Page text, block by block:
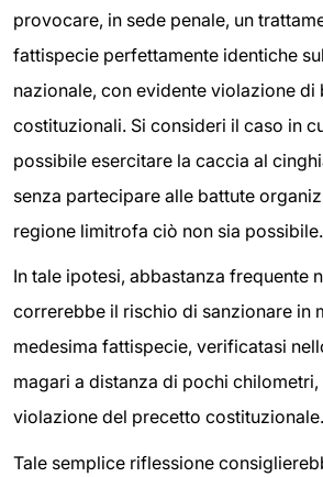
provocare, in sede penale, un
fattispecie perfettamente identiche
nazionale, con evidente violazione di
costituzionali. Si consideri il caso in
possibile esercitare la caccia al
senza partecipare alle battute
regione limitrofa ciò non sia possibile.
In tale ipotesi, abbastanza frequente
correrebbe il rischio di sanzionare in
medesima fattispecie, verificatasi
magari a distanza di pochi
violazione del precetto costituzionale.
Tale semplice riflessione